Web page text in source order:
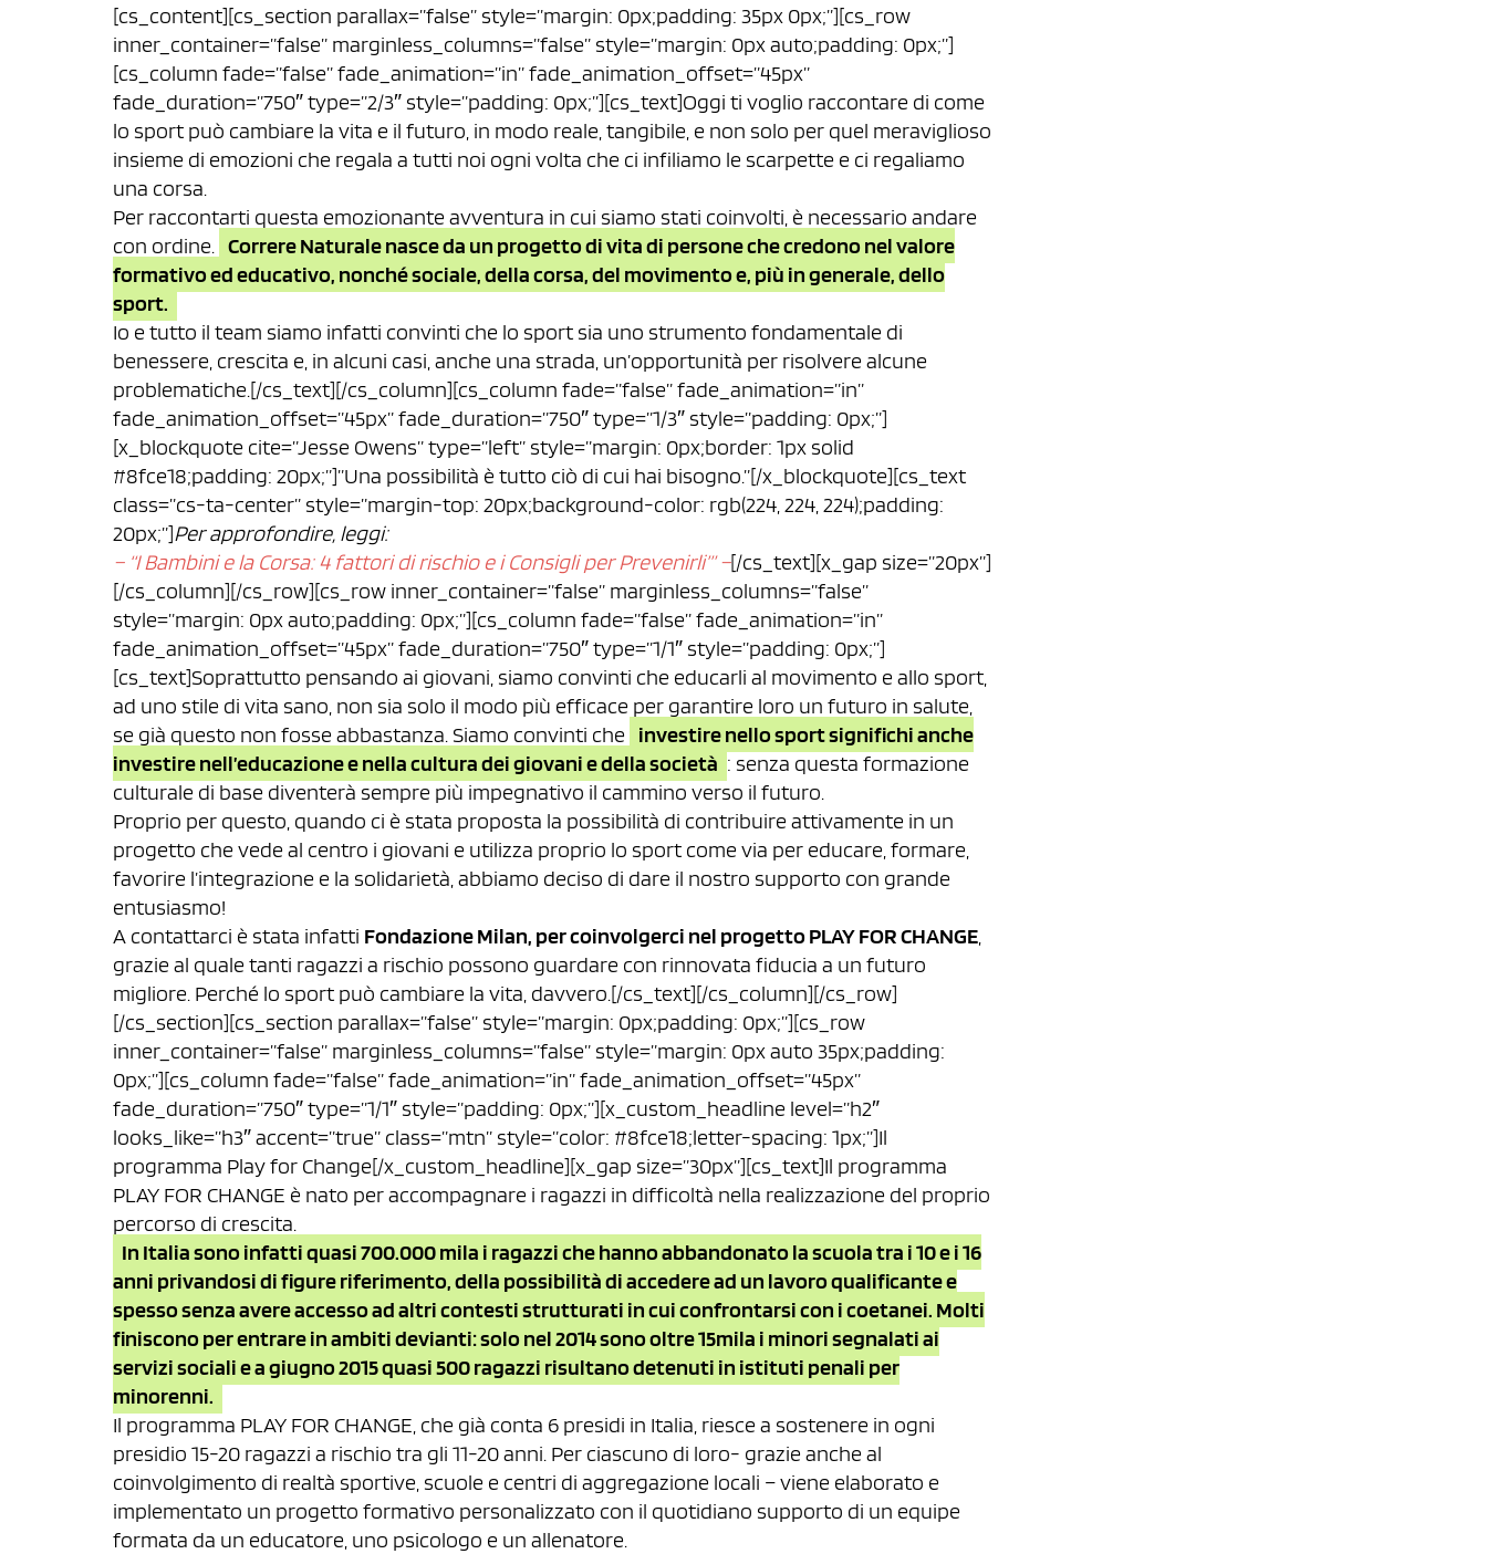
[cs_content][cs_section parallax=”false” style=”margin: 0px;padding: 35px 0px;”][cs_row
inner_container=”false” marginless_columns=”false” style=”margin: 0px auto;padding: 0px;”]
[cs_column fade=”false” fade_animation=”in” fade_animation_offset=”45px”
fade_duration=”750″ type=”2/3″ style=”padding: 0px;”][cs_text]Oggi ti voglio raccontare di come
lo sport può cambiare la vita e il futuro, in modo reale, tangibile, e non solo per quel meraviglioso
insieme di emozioni che regala a tutti noi ogni volta che ci infiliamo le scarpette e ci regaliamo
una corsa.
Per raccontarti questa emozionante avventura in cui siamo stati coinvolti, è necessario andare
con ordine. Correre Naturale nasce da un progetto di vita di persone che credono nel valore
formativo ed educativo, nonché sociale, della corsa, del movimento e, più in generale, dello
sport.
Io e tutto il team siamo infatti convinti che lo sport sia uno strumento fondamentale di
benessere, crescita e, in alcuni casi, anche una strada, un’opportunità per risolvere alcune
problematiche.[/cs_text][/cs_column][cs_column fade=”false” fade_animation=”in”
fade_animation_offset=”45px” fade_duration=”750″ type=”1/3″ style=”padding: 0px;”]
[x_blockquote cite=”Jesse Owens” type=”left” style=”margin: 0px;border: 1px solid
#8fce18;padding: 20px;”]”Una possibilità è tutto ciò di cui hai bisogno.”[/x_blockquote][cs_text
class=”cs-ta-center” style=”margin-top: 20px;background-color: rgb(224, 224, 224);padding:
20px;”]Per approfondire, leggi:
– “I Bambini e la Corsa: 4 fattori di rischio e i Consigli per Prevenirli’” –[/cs_text][x_gap size=”20px”]
[/cs_column][/cs_row][cs_row inner_container=”false” marginless_columns=”false”
style=”margin: 0px auto;padding: 0px;”][cs_column fade=”false” fade_animation=”in”
fade_animation_offset=”45px” fade_duration=”750″ type=”1/1″ style=”padding: 0px;”]
[cs_text]Soprattutto pensando ai giovani, siamo convinti che educarli al movimento e allo sport,
ad uno stile di vita sano, non sia solo il modo più efficace per garantire loro un futuro in salute,
se già questo non fosse abbastanza. Siamo convinti che investire nello sport significhi anche
investire nell’educazione e nella cultura dei giovani e della società : senza questa formazione
culturale di base diventerà sempre più impegnativo il cammino verso il futuro.
Proprio per questo, quando ci è stata proposta la possibilità di contribuire attivamente in un
progetto che vede al centro i giovani e utilizza proprio lo sport come via per educare, formare,
favorire l’integrazione e la solidarietà, abbiamo deciso di dare il nostro supporto con grande
entusiasmo!
A contattarci è stata infatti Fondazione Milan, per coinvolgerci nel progetto PLAY FOR CHANGE
grazie al quale tanti ragazzi a rischio possono guardare con rinnovata fiducia a un futuro
migliore. Perché lo sport può cambiare la vita, davvero.[/cs_text][/cs_column][/cs_row]
[/cs_section][cs_section parallax=”false” style=”margin: 0px;padding: 0px;”][cs_row
inner_container=”false” marginless_columns=”false” style=”margin: 0px auto 35px;padding:
0px;”][cs_column fade=”false” fade_animation=”in” fade_animation_offset=”45px”
fade_duration=”750″ type=”1/1″ style=”padding: 0px;”][x_custom_headline level=”h2″
looks_like=”h3″ accent=”true” class=”mtn” style=”color: #8fce18;letter-spacing: 1px;”]Il
programma Play for Change[/x_custom_headline][x_gap size=”30px”][cs_text]Il programma
PLAY FOR CHANGE è nato per accompagnare i ragazzi in difficoltà nella realizzazione del proprio
percorso di crescita.
In Italia sono infatti quasi 700.000 mila i ragazzi che hanno abbandonato la scuola tra i 10 e i 16
anni privandosi di figure riferimento, della possibilità di accedere ad un lavoro qualificante e
spesso senza avere accesso ad altri contesti strutturati in cui confrontarsi con i coetanei. Molti
finiscono per entrare in ambiti devianti: solo nel 2014 sono oltre 15mila i minori segnalati ai
servizi sociali e a giugno 2015 quasi 500 ragazzi risultano detenuti in istituti penali per
minorenni.
Il programma PLAY FOR CHANGE, che già conta 6 presidi in Italia, riesce a sostenere in ogni
presidio 15-20 ragazzi a rischio tra gli 11-20 anni. Per ciascuno di loro- grazie anche al
coinvolgimento di realtà sportive, scuole e centri di aggregazione locali – viene elaborato e
implementato un progetto formativo personalizzato con il quotidiano supporto di un equipe
formata da un educatore, uno psicologo e un allenatore.